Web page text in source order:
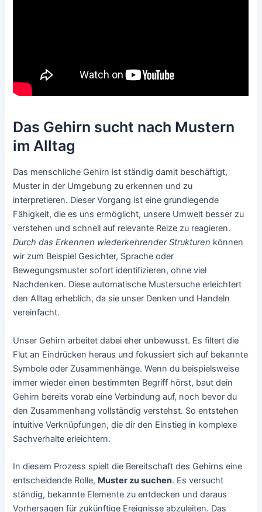
Das Gehirn sucht nach Mustern
im Alltag
Das menschliche Gehirn ist ständig damit beschäftigt,
Muster in der Umgebung zu erkennen und zu
interpretieren. Dieser Vorgang ist eine grundlegende
Fähigkeit, die es uns ermöglicht, unsere Umwelt besser zu
verstehen und schnell auf relevante Reize zu reagieren.
Durch das Erkennen wiederkehrender Strukturen können
wir zum Beispiel Gesichter, Sprache oder
Bewegungsmuster sofort identifizieren, ohne viel
Nachdenken. Diese automatische Mustersuche erleichtert
den Alltag erheblich, da sie unser Denken und Handeln
vereinfacht.
Unser Gehirn arbeitet dabei eher unbewusst. Es filtert die
Flut an Eindrücken heraus und fokussiert sich auf bekannte
Symbole oder Zusammenhänge. Wenn du beispielsweise
immer wieder einen bestimmten Begriff hörst, baut dein
Gehirn bereits vorab eine Verbindung auf, noch bevor du
den Zusammenhang vollständig verstehst. So entstehen
intuitive Verknüpfungen, die dir den Einstieg in komplexe
Sachverhalte erleichtern.
In diesem Prozess spielt die Bereitschaft des Gehirns eine
entscheidende Rolle, Muster zu suchen. Es versucht
ständig, bekannte Elemente zu entdecken und daraus
Vorhersagen für zukünftige Ereignisse abzuleiten. Das